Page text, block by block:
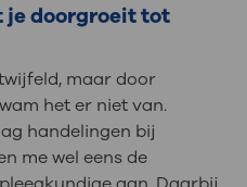
je doorgroeit tot
maar door
het er niet van.
handelingen bij
me wel eens de